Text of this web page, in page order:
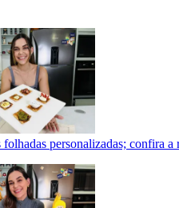
personalizadas; confira a